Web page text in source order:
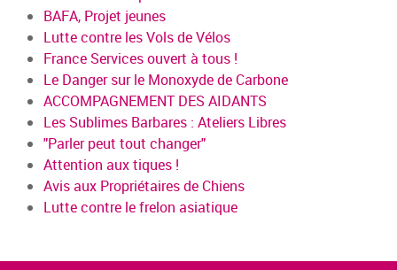
BAFA, Projet jeunes
Lutte contre les Vols de Vélos
France Services ouvert à tous !
Le Danger sur le Monoxyde de Carbone
ACCOMPAGNEMENT DES AIDANTS
Les Sublimes Barbares : Ateliers Libres
"Parler peut tout changer"
Attention aux tiques !
Avis aux Propriétaires de Chiens
Lutte contre le frelon asiatique